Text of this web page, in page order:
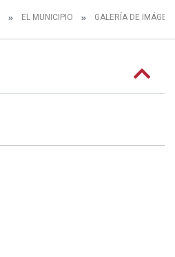
EL MUNICIPIO GALERÍA DE